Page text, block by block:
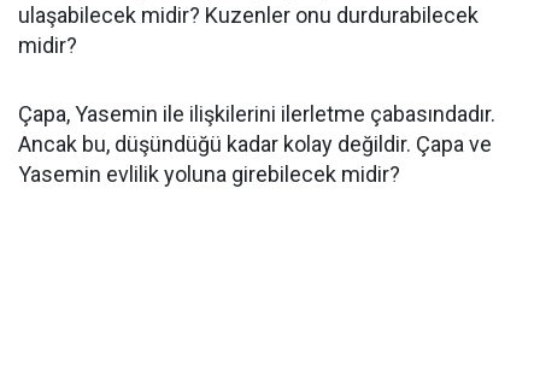
ulaşabilecek midir? Kuzenler onu durdurabilecek
midir?
Çapa, Yasemin ile ilişkilerini ilerletme çabasındadır.
Ancak bu, düşündüğü kadar kolay değildir. Çapa ve
Yasemin evlilik yoluna girebilecek midir?